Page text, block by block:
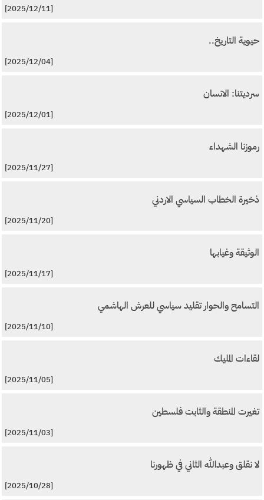
[2025/12/11]
حيوية التاريخ..
[2025/12/04]
سرديتنا: الانسان
[2025/12/01]
رموزنا الشهداء
[2025/11/27]
ذخيرة الخطاب السياسي الاردني
[2025/11/20]
الوثيقة وغيابها
[2025/11/17]
التسامح والحوار تقليد سياسي للعرش الهاشمي
[2025/11/10]
لقاءات المليك
[2025/11/05]
تغيرت المنطقة والثابت فلسطين
[2025/11/03]
لا نقلق وعبدالله الثاني في ظهورنا
[2025/10/28]